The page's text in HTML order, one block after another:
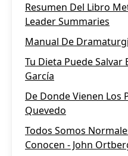
Resumen Del Libro
Leader Summaries
Manual De
Tu Dieta Puede Salvar
García
De Donde Vienen Los
Quevedo
Todos Somos
Conocen - John